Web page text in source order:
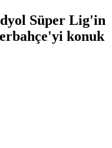
Süper Lig'in
konuk